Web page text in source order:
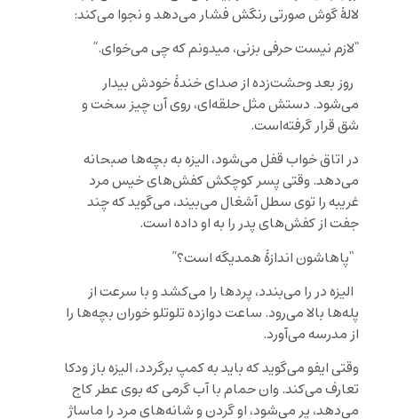
لالۀ گوش صورتی ‌رنگش فشار می‌دهد و نجوا می‌کند:
“لازم نیست حرفی بزنی، میدونم که چی می‌خوای.”
روز بعد وحشت‌زده از صدای خندۀ خودش بیدار
می‌شود. دستش مثل حلقه‌ای، روی آن چیز سخت و
شق قرار گرفته‌است.
در اتاق خواب قفل می‌شود، الیزه به بچه‌ها صبحانه
می‌دهد. وقتی پسر کوچکش کفش‌های خیس مرد
غریبه را توی سطل آشغال می‌بیند، می‌گوید که چند
جفت از کفش‌های پدر را به او داده است.
“پاهاشون اندازۀ همدیگه است؟”
الیزه در را می‌بندد، پردها را می‌کشد و با سرعت از
پله‌ها بالا می‌رود. ساعت دوازده تلو‌تلو خوران بچه‌ها را
از مدرسه می‌آورد.
وقتی ایفو می‌گوید که باید به کمپ برگردد، الیزه باز ودکا
تعارف می‌کند. وان حمام با آب گرمی که بوی عطر کاج
می‌دهد، پر می‌شود، او گردن و شانه‌های مرد را ماساژ